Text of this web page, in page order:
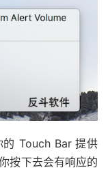
Touch Bar 提供
按下去会有响应的